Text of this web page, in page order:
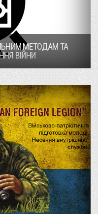
МЕТОДАМ ТА
ВІЙНИ